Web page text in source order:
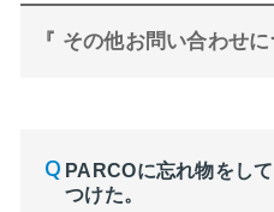
『 その他お問い合わせ
PARCOに忘れ物をし
つけた。